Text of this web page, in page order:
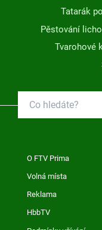
Tatarák
Pěstování
Tvarohové
O FTV Prima
Volná místa
Reklama
HbbTV